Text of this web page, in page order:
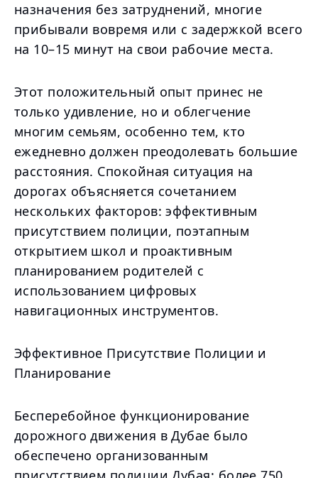
назначения без затруднений, многие
прибывали вовремя или с задержкой всего
на 10–15 минут на свои рабочие места.
Этот положительный опыт принес не
только удивление, но и облегчение
многим семьям, особенно тем, кто
ежедневно должен преодолевать большие
расстояния. Спокойная ситуация на
дорогах объясняется сочетанием
нескольких факторов: эффективным
присутствием полиции, поэтапным
открытием школ и проактивным
планированием родителей с
использованием цифровых
навигационных инструментов.
Эффективное Присутствие Полиции и
Планирование
Бесперебойное функционирование
дорожного движения в Дубае было
обеспечено организованным